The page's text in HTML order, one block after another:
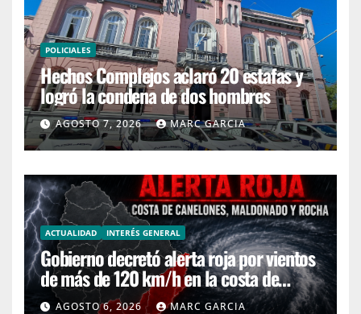
POLICIALES
Hechos Complejos aclaró 20 estafas y
logró la condena de dos hombres
AGOSTO 7, 2026 MARC GARCIA
ACTUALIDAD INTERÉS GENERAL
Gobierno decretó alerta roja por vientos
de más de 120 km/h en la costa de
Canelones, Maldonado y Rocha
AGOSTO 6, 2026 MARC GARCIA